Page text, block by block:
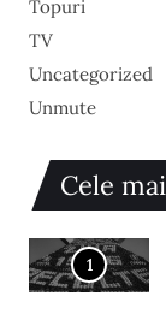
Topuri
TV
Uncategorized
Unmute
Cele
1